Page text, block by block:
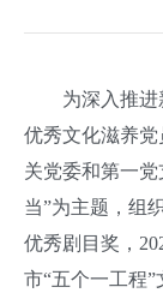
为深入推进新
优秀文化滋养
关党委和第一
当”为主题，组
优秀剧目奖，
市“五个一工程